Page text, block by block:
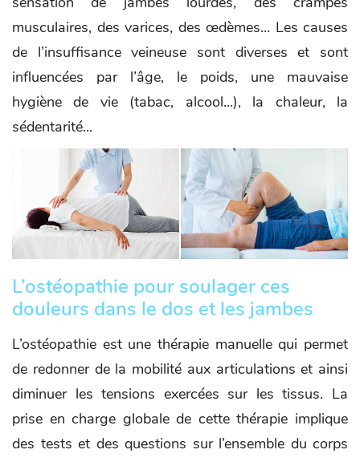
musculaires, des varices, des œdèmes… Les causes
de l’insuffisance veineuse sont diverses et sont
influencées par l’âge, le poids, une mauvaise
hygiène de vie (tabac, alcool...), la chaleur, la
sédentarité...
L’ostéopathie pour soulager ces
douleurs dans le dos et les jambes
L’ostéopathie est une thérapie manuelle qui permet
de redonner de la mobilité aux articulations et ainsi
diminuer les tensions exercées sur les tissus. La
prise en charge globale de cette thérapie implique
des tests et des questions sur l’ensemble du corps